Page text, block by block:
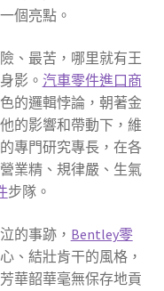
個亮點。
、最苦，哪里就有王
影。 汽車零件進口商
的邏輯悖論，朝著金
的影響和帶動下，維
專門研究專長，在各
業精、規律嚴、生氣
步隊。
的事跡， Bentley零
、結壯肯干的風格，
華韶華毫無保存地貢